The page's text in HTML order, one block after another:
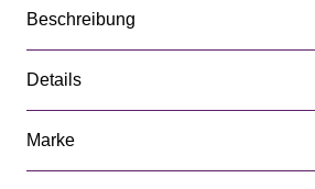
Beschreibung
Details
Marke